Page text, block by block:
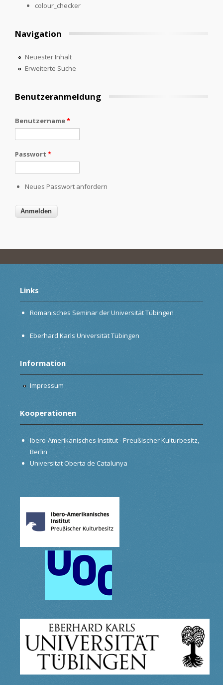
colour_checker
Navigation
Neuester Inhalt
Erweiterte Suche
Benutzeranmeldung
Benutzername*
Passwort *
Neues Passwort anfordern
Links
Romanisches Seminar der Universität Tübingen
Eberhard Karls Universität Tübingen
Information
Impressum
Kooperationen
Ibero-Amerikanisches Institut - Preußischer Kulturbesitz,
Berlin
Universitat Oberta de Catalunya